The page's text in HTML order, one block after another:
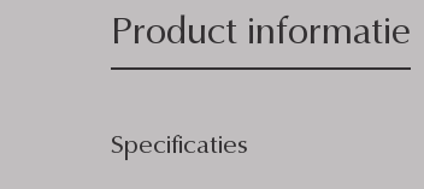
Product informatie
Specificaties